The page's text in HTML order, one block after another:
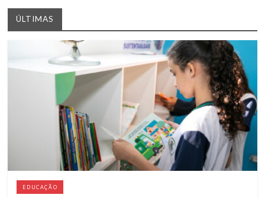
ÚLTIMAS
EDUCAÇÃO